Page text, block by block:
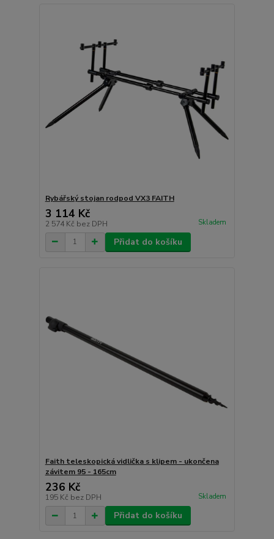
Rybářský stojan rodpod VX3 FAITH
3 114 Kč
2 574 Kč bez DPH Skladem
Přidat do košíku
Faith teleskopická vidlička s klipem - ukončena
závitem 95 - 165cm
236 Kč
195 Kč bez DPH Skladem
Přidat do košíku